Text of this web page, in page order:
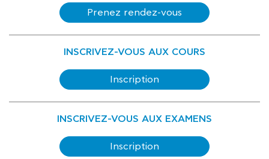
Prenez rendez-vous
INSCRIVEZ-VOUS AUX COURS
Inscription
INSCRIVEZ-VOUS AUX EXAMENS
Inscription